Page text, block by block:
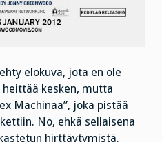
elokuva, jota en ole
kesken, mutta
Machinaa”, joka pistää
No, ehkä sellaisena
hirttäytymistä.